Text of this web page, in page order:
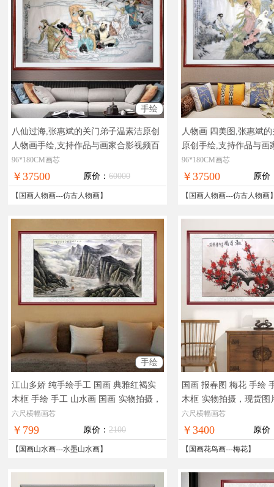
手绘
八仙过海,张惠斌的关门弟子温素洁原创
人物画手绘,支持作品与画家合影视频百
分百真迹 实物拍摄，现货图片，在线支
付，全国免邮
96*180CM画芯
￥37500 原价： 60000
【 国画人物画---仿古人物画】
人物画 四美图,张惠斌
原创手绘,支持作品与画
百真迹 实物拍摄，现货
付，全国免邮
96*180CM画芯
￥37500 原价
【 国画人物画---仿古人物画
手绘
江山多娇 纯手绘手工 国画 典雅红褐实
木框 手绘 手工 山水画 国画 实物拍摄，
现货图片，在线支付，全国免邮
六尺横幅画芯
￥799 原价： 2100
【 国画山水画---水墨山水画】
国画 报春图 梅花 手绘
木框 实物拍摄，现货图
全国免邮
六尺横幅画芯
￥3400 原价
【 国画花鸟画---梅花】